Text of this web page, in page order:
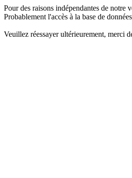
Pour des raisons indépendantes de notre
Probablement l'accès à la base de
Veuillez réessayer ultérieurement, merci